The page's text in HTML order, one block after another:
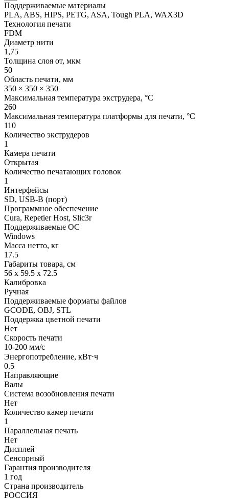
Поддерживаемые материалы
PLA, ABS, HIPS, PETG, ASA, Tough PLA, WAX3D
Технология печати
FDM
Диаметр нити
1,75
Толщина слоя от, мкм
50
Область печати, мм
350 × 350 × 350
Максимальная температура экструдера, °C
260
Максимальная температура платформы для печати, °C
110
Количество экструдеров
1
Камера печати
Открытая
Количество печатающих головок
1
Интерфейсы
SD, USB-B (порт)
Программное обеспечение
Cura, Repetier Host, Slic3r
Поддерживаемые ОС
Windows
Масса нетто, кг
17.5
Габариты товара, см
56 x 59.5 x 72.5
Калибровка
Ручная
Поддерживаемые форматы файлов
GCODE, OBJ, STL
Поддержка цветной печати
Нет
Скорость печати
10-200 мм/с
Энергопотребление, кВт⋅ч
0.5
Направляющие
Валы
Система возобновления печати
Нет
Количество камер печати
1
Параллельная печать
Нет
Дисплей
Сенсорный
Гарантия производителя
1 год
Страна производитель
РОССИЯ